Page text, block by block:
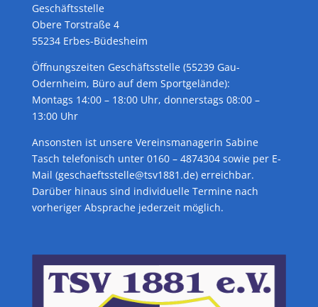
Geschäftsstelle
Obere Torstraße 4
55234 Erbes-Büdesheim
Öffnungszeiten Geschäftsstelle (55239 Gau-
Odernheim, Büro auf dem Sportgelände):
Montags 14:00 – 18:00 Uhr, donnerstags 08:00 –
13:00 Uhr
Ansonsten ist unsere Vereinsmanagerin Sabine
Tasch telefonisch unter 0160 – 4874304 sowie per E-
Mail (geschaeftsstelle@tsv1881.de) erreichbar.
Darüber hinaus sind individuelle Termine nach
vorheriger Absprache jederzeit möglich.